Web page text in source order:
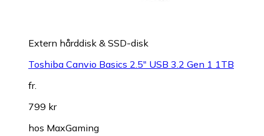
Extern hårddisk & SSD-disk
Toshiba Canvio Basics 2.5" USB 3.2 Gen 1 1TB
fr.
799 kr
hos MaxGaming